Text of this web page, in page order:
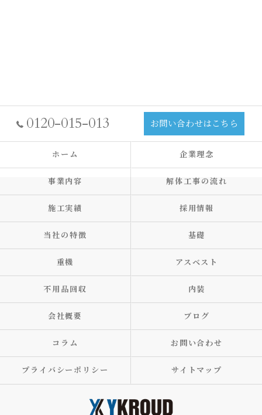
0120-015-013 お問い合わせはこちら
ホーム 企業理念
事業内容 解体工事の流れ
施工実績 採用情報
当社の特徴 基礎
重機 アスベスト
不用品回収 内装
会社概要 ブログ
コラム お問い合わせ
プライバシーポリシー サイトマップ